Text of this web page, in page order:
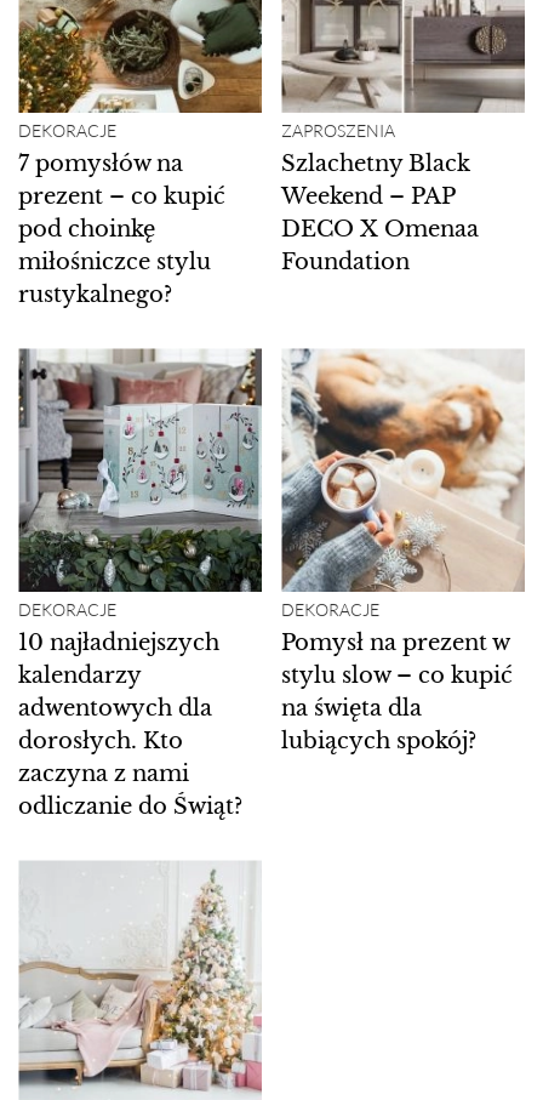
DEKORACJE
7 pomysłów na
prezent – co kupić
pod choinkę
miłośniczce stylu
rustykalnego?
ZAPROSZENIA
Szlachetny Black
Weekend – PAP
DECO X Omenaa
Foundation
DEKORACJE
10 najładniejszych
kalendarzy
adwentowych dla
dorosłych. Kto
zaczyna z nami
odliczanie do Świąt?
DEKORACJE
Pomysł na prezent w
stylu slow – co kupić
na święta dla
lubiących spokój?